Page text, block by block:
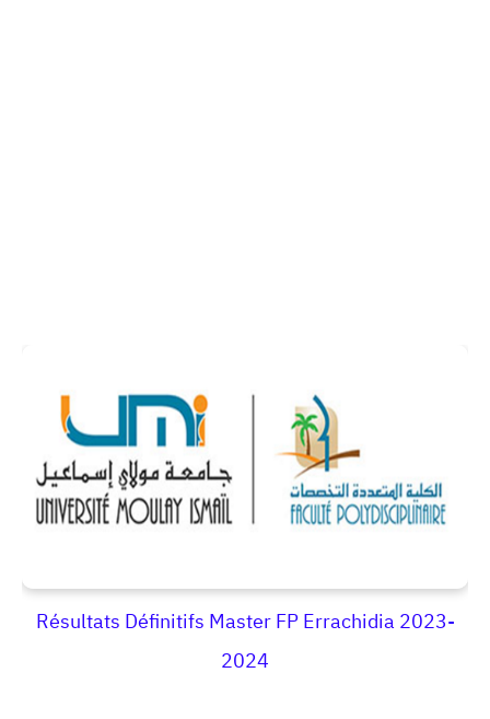
Résultats Définitifs Master FP Errachidia 2023-
2024